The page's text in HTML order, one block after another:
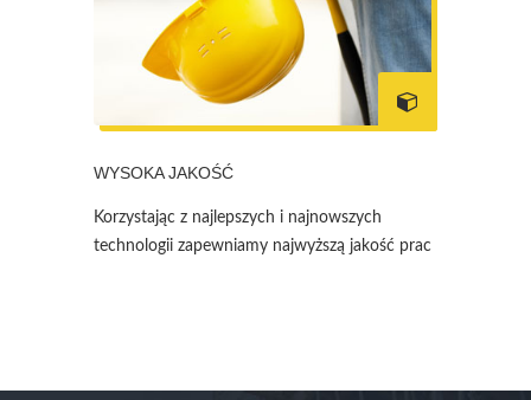
WYSOKA JAKOŚĆ
Korzystając z najlepszych i najnowszych
technologii zapewniamy najwyższą jakość prac